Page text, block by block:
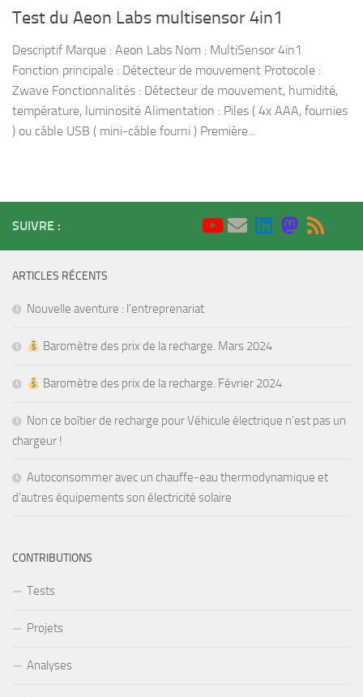
Test du Aeon Labs multisensor 4in1
Descriptif Marque : Aeon Labs Nom : MultiSensor 4in1
Fonction principale : Détecteur de mouvement Protocole :
Zwave Fonctionnalités : Détecteur de mouvement, humidité,
température, luminosité Alimentation : Piles ( 4x AAA, fournies
) ou câble USB ( mini-câble fourni ) Première...
SUIVRE :
ARTICLES RÉCENTS
Nouvelle aventure : l’entreprenariat
Baromètre des prix de la recharge. Mars 2024
Baromètre des prix de la recharge. Février 2024
Non ce boîtier de recharge pour Véhicule électrique n’est pas un
chargeur !
Autoconsommer avec un chauffe-eau thermodynamique et
d’autres équipements son électricité solaire
CONTRIBUTIONS
Tests
Projets
Analyses